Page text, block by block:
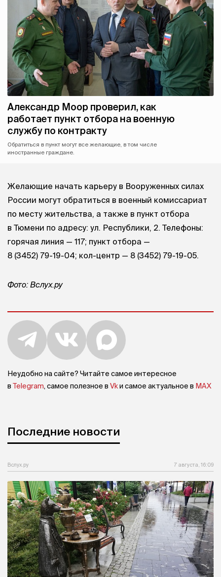
Александр Моор проверил, как
работает пункт отбора на военную
службу по контракту
Обратиться в пункт могут все желающие, в том числе
иностранные граждане.
Желающие начать карьеру в Вооруженных силах
России могут обратиться в военный комиссариат
по месту жительства, а также в пункт отбора
в Тюмени по адресу: ул. Республики, 2. Телефоны:
горячая линия — 117; пункт отбора —
8 (3452) 79-19-04; кол-центр — 8 (3452) 79-19-05.
Фото: Вслух.ру
Неудобно на сайте? Читайте самое интересное
в Telegram, самое полезное в Vkи самое актуальное в MAX
Последние новости
Вслух.ру 7 августа, 16:09